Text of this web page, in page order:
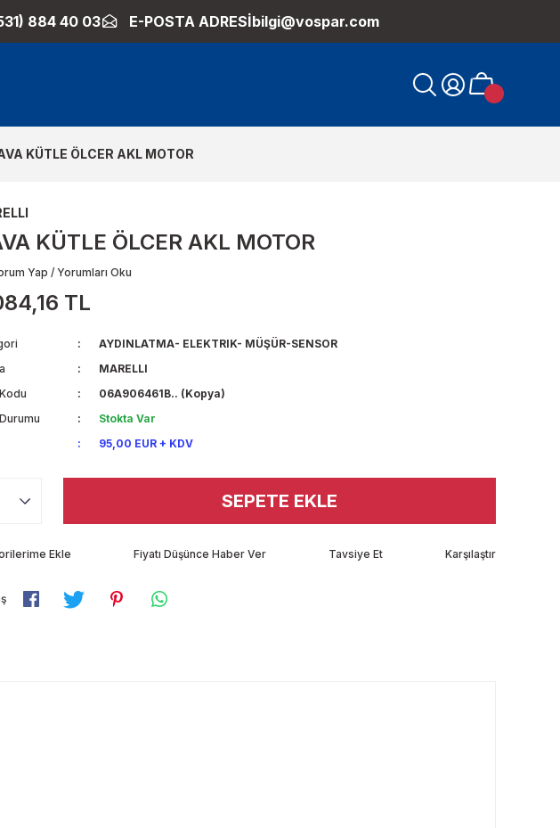
884 40 03 E-POSTA ADRESİbilgi@vospar.com
KÜTLE ÖLCER AKL MOTOR
KÜTLE ÖLCER AKL MOTOR
Yap / Yorumları Oku
TL
AYDINLATMA- ELEKTRIK- MÜŞÜR-SENSOR
MARELLI
06A906461B.. (Kopya)
Stokta Var
95,00 EUR + KDV
SEPETE EKLE
Fiyatı Düşünce Haber Ver Tavsiye Et Karşılaştır